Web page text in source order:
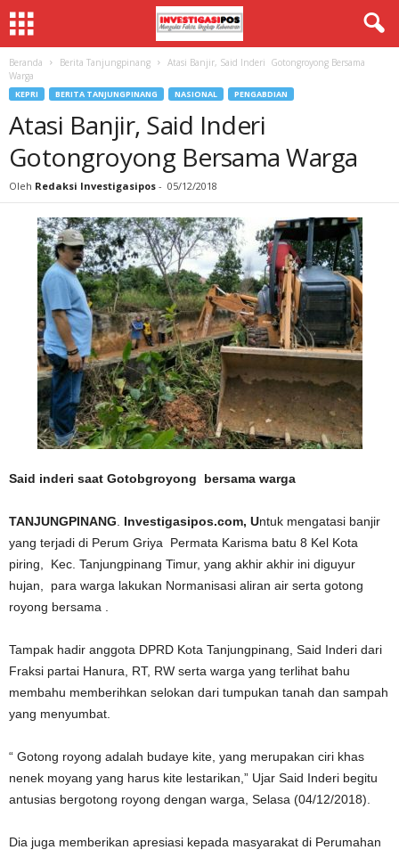
Beranda Berita Tanjungpinang
Atasi Banjir, Said Inderi Gotongroyong Bersama
Warga
KEPRI BERITA TANJUNGPINANG NASIONAL PENGABDIAN
Atasi Banjir, Said Inderi
Gotongroyong Bersama Warga
Oleh Redaksi Investigasipos - 05/12/2018
Said inderi saat Gotobgroyong bersama warga
TANJUNGPINANG Investigasipos.com, Untuk mengatasi banjir
yang terjadi di Perum Griya Permata Karisma batu 8 Kel Kota
piring, Kec. Tanjungpinang Timur, yang akhir akhir ini diguyur
hujan, para warga lakukan Normanisasi aliran air serta gotong
royong bersama .
Tampak hadir anggota DPRD Kota Tanjungpinang, Said Inderi dari
Fraksi partai Hanura, RT, RW serta warga yang terlihat bahu
membahu memberihkan selokan dari tumpukan tanah dan sampah
yang menyumbat.
“ Gotong royong adalah budaye kite, yang merupakan ciri khas
nenek moyang yang harus kite lestarikan,” Ujar Said Inderi begitu
antusias bergotong royong dengan warga, Selasa (04/12/2018).
Dia juga memberikan apresiasi kepada masyarakat di Perumahan